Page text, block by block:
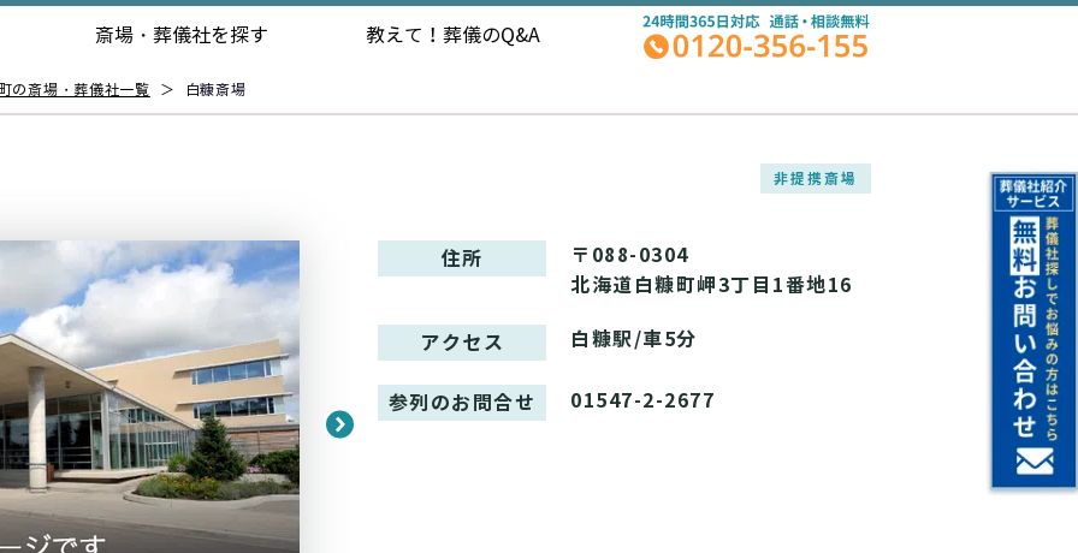
斎場・葬儀社を探す 教えて！ 葬儀のQ&A
の斎場・葬儀社一覧 ＞ 白糠斎場
非提携斎場
住所
〒088-0304
北海道白糠町岬3丁目1番地16
アクセス 白糠駅/車5分
参列のお問合せ 01547-2-2677